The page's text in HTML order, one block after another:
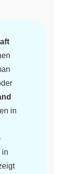
in
in